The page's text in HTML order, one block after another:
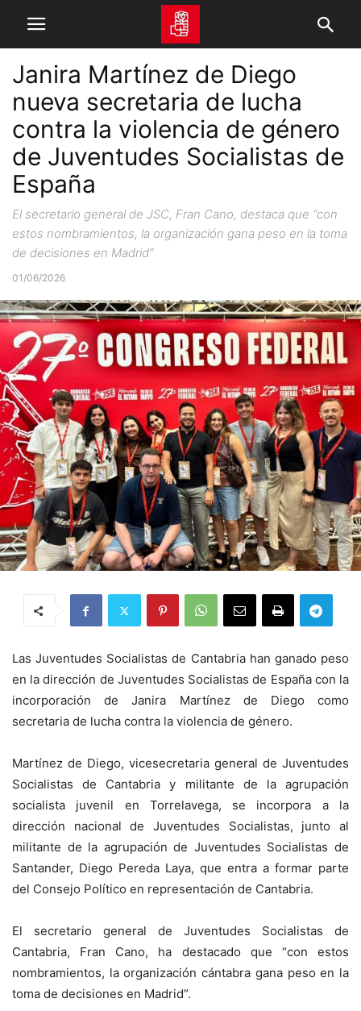
Janira Martínez de Diego
nueva secretaria de lucha
contra la violencia de género
de Juventudes Socialistas de
España
El secretario general de JSC, Fran Cano, destaca que “con
estos nombramientos, la organización gana peso en la toma
de decisiones en Madrid”
01/06/2026
Las Juventudes Socialistas de Cantabria han ganado peso
en la dirección de Juventudes Socialistas de España con la
incorporación de Janira Martínez de Diego como
secretaria de lucha contra la violencia de género.
Martínez de Diego, vicesecretaria general de Juventudes
Socialistas de Cantabria y militante de la agrupación
socialista juvenil en Torrelavega, se incorpora a la
dirección nacional de Juventudes Socialistas, junto al
militante de la agrupación de Juventudes Socialistas de
Santander, Diego Pereda Laya, que entra a formar parte
del Consejo Político en representación de Cantabria.
El secretario general de Juventudes Socialistas de
Cantabria, Fran Cano, ha destacado que “con estos
nombramientos, la organización cántabra gana peso en la
toma de decisiones en Madrid”.